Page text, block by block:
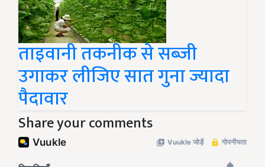
ताइवानी तकनीक से सब्जी
उगाकर लीजिए सात गुना ज्यादा
पैदावार
Share your comments